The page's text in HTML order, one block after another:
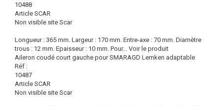
10488
Article SCAR
Non visible site Scar
Longueur : 365 mm. Largeur : 170 mm. Entre-axe : 70 mm. Diamètre
trous : 12 mm. Epaisseur : 10 mm. Pour... Voir le produit
Aileron coudé court gauche pour SMARAGD Lemken adaptable
Réf :
10487
Article SCAR
Non visible site Scar